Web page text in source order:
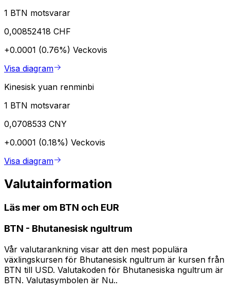
1 BTN motsvarar
0,00852418 CHF
+0.0001 (0.76%) Veckovis
Visa diagram
Kinesisk yuan renminbi
1 BTN motsvarar
0,0708533 CNY
+0.0001 (0.18%) Veckovis
Visa diagram
Valutainformation
Läs mer om BTN och EUR
BTN - Bhutanesisk ngultrum
Vår valutarankning visar att den mest populära
växlingskursen för Bhutanesisk ngultrum är kursen från
BTN till USD. Valutakoden för Bhutanesiska ngultrum är
BTN. Valutasymbolen är Nu..